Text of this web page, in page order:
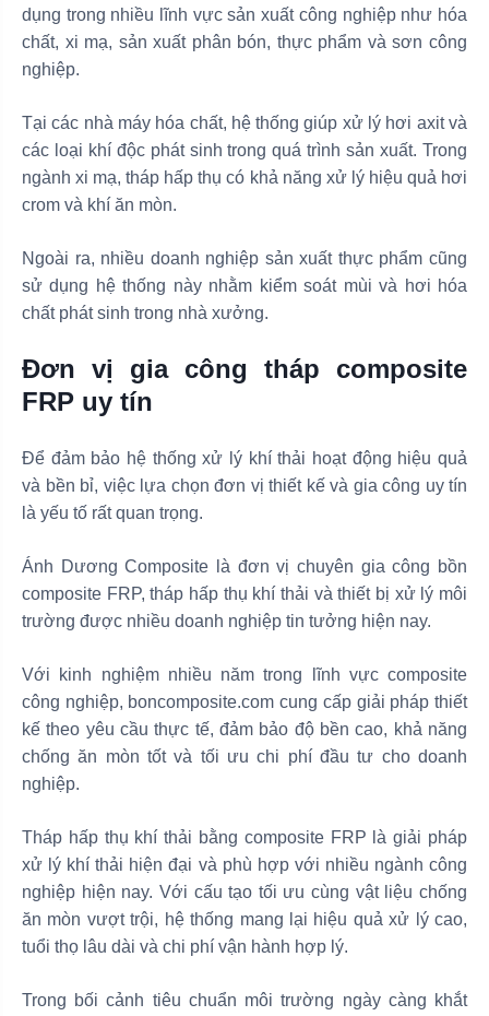
dụng trong nhiều lĩnh vực sản xuất công nghiệp như hóa
chất, xi mạ, sản xuất phân bón, thực phẩm và sơn công
nghiệp.
Tại các nhà máy hóa chất, hệ thống giúp xử lý hơi axit và
các loại khí độc phát sinh trong quá trình sản xuất. Trong
ngành xi mạ, tháp hấp thụ có khả năng xử lý hiệu quả hơi
crom và khí ăn mòn.
Ngoài ra, nhiều doanh nghiệp sản xuất thực phẩm cũng
sử dụng hệ thống này nhằm kiểm soát mùi và hơi hóa
chất phát sinh trong nhà xưởng.
Đơn vị gia công tháp composite
FRP uy tín
Để đảm bảo hệ thống xử lý khí thải hoạt động hiệu quả
và bền bỉ, việc lựa chọn đơn vị thiết kế và gia công uy tín
là yếu tố rất quan trọng.
Ánh Dương Composite là đơn vị chuyên gia công bồn
composite FRP, tháp hấp thụ khí thải và thiết bị xử lý môi
trường được nhiều doanh nghiệp tin tưởng hiện nay.
Với kinh nghiệm nhiều năm trong lĩnh vực composite
công nghiệp, boncomposite.com cung cấp giải pháp thiết
kế theo yêu cầu thực tế, đảm bảo độ bền cao, khả năng
chống ăn mòn tốt và tối ưu chi phí đầu tư cho doanh
nghiệp.
Tháp hấp thụ khí thải bằng composite FRP là giải pháp
xử lý khí thải hiện đại và phù hợp với nhiều ngành công
nghiệp hiện nay. Với cấu tạo tối ưu cùng vật liệu chống
ăn mòn vượt trội, hệ thống mang lại hiệu quả xử lý cao,
tuổi thọ lâu dài và chi phí vận hành hợp lý.
Trong bối cảnh tiêu chuẩn môi trường ngày càng khắt